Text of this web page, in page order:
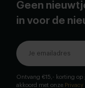
Geen
in voor de
Ontvang €15,- korting op
akkoord met onze Privacy